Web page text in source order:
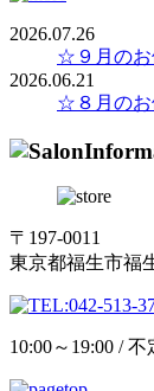
2026.07.26
☆９月の
2026.06.21
☆８月の
〒197-0011
東京都福生市福
10:00～19:00 / 不